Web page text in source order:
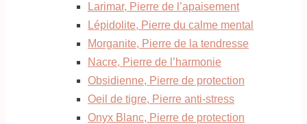
Larimar, Pierre de l’apaisement
Lépidolite, Pierre du calme mental
Morganite, Pierre de la tendresse
Nacre, Pierre de l’harmonie
Obsidienne, Pierre de protection
Oeil de tigre, Pierre anti-stress
Onyx Blanc, Pierre de protection